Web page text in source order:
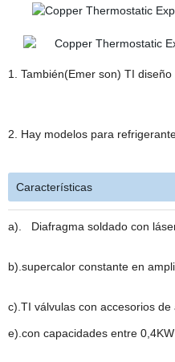
1. También(Emer son) TI
2. Hay modelos para
Características
a). Diafragma soldado con
b).supercalor constante en
c).TI válvulas con accesorios
e).con capacidades entre